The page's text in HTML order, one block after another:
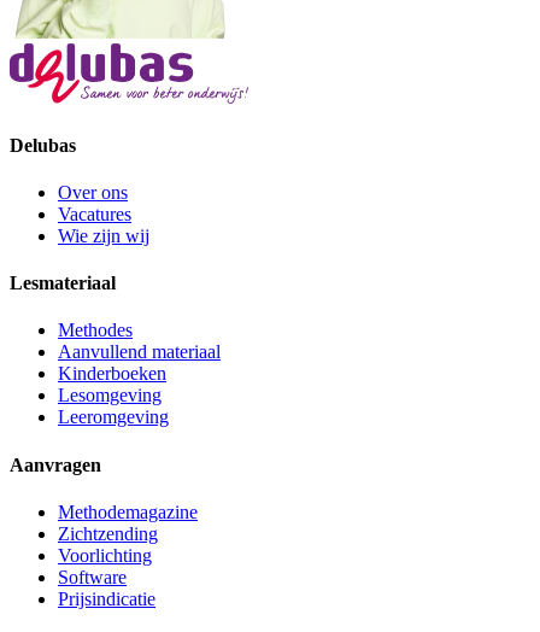
Delubas
Over ons
Vacatures
Wie zijn wij
Lesmateriaal
Methodes
Aanvullend materiaal
Kinderboeken
Lesomgeving
Leeromgeving
Aanvragen
Methodemagazine
Zichtzending
Voorlichting
Software
Prijsindicatie